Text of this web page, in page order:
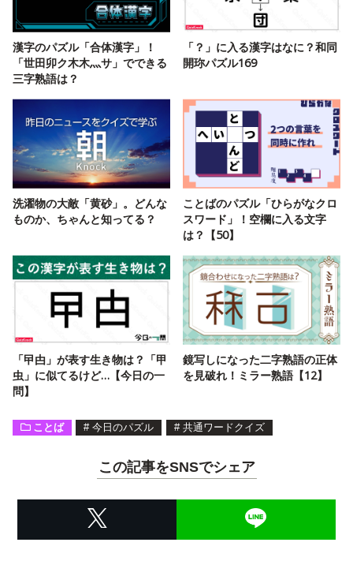
漢字のパズル「合体漢字」！
「世田卯ク木木灬サ」でできる
三字熟語は？
「？」に入る漢字はなに？和同
開珎パズル169
洗濯物の大敵「黄砂」。どんな
ものか、ちゃんと知ってる？
ことばのパズル「ひらがなクロ
スワード」！空欄に入る文字
は？【50】
「曱甴」が表す生き物は？「甲
虫」に似てるけど…【今日の一
問】
鏡写しになった二字熟語の正体
を見破れ！ミラー熟語【12】
ことば # 今日のパズル # 共通ワードクイズ
この記事をSNSでシェア